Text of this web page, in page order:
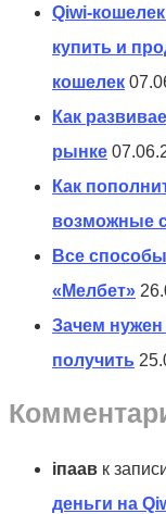
Qiwi-
купить и
кошелек
Как
рынке
Как
возможные
Все
«Мелбет»
Зачем
получить
іпаав к
деньги на